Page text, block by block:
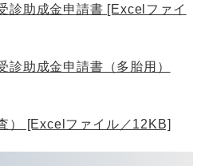
診助成金申請書 [Excelファイ
診助成金申請書（多胎用）
） [Excelファイル／12KB]